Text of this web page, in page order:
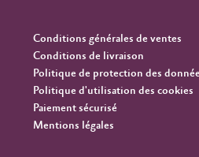
Conditions générales de ventes
Conditions de livraison
Politique de protection des
Politique d'utilisation des cookies
Paiement sécurisé
Mentions légales